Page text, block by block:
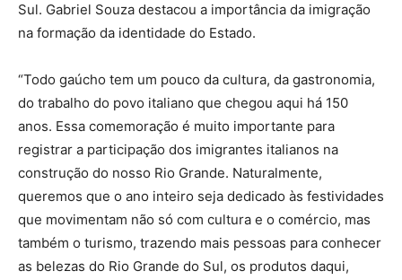
Sul. Gabriel Souza destacou a importância da imigração
na formação da identidade do Estado.
“Todo gaúcho tem um pouco da cultura, da gastronomia,
do trabalho do povo italiano que chegou aqui há 150
anos. Essa comemoração é muito importante para
registrar a participação dos imigrantes italianos na
construção do nosso Rio Grande. Naturalmente,
queremos que o ano inteiro seja dedicado às festividades
que movimentam não só com cultura e o comércio, mas
também o turismo, trazendo mais pessoas para conhecer
as belezas do Rio Grande do Sul, os produtos daqui,